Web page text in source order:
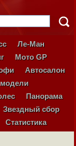
Ле-Ман
Мото GP
Автосалон
Панорама
Звездный сбор
Статистика